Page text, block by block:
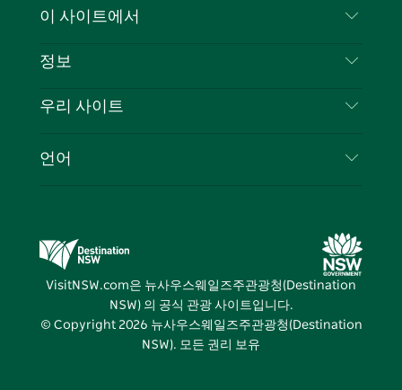
북
다
스
문의하기
쿠키 고지
이 사이트에서
목적지
이벤트
정보
여행 정보
뉴사우스웨일즈주 의 사업
우리 사이트
뉴사우스웨일즈주관광청(Destination NSW) 미디
어 센터
비비드 시드니(Vivid Sydney)
언어
VisitNSW.com은 뉴사우스웨일즈주관광청(Destination
NSW) 의 공식 관광 사이트입니다.
© Copyright 2026 뉴사우스웨일즈주관광청(Destination
NSW). 모든 권리 보유